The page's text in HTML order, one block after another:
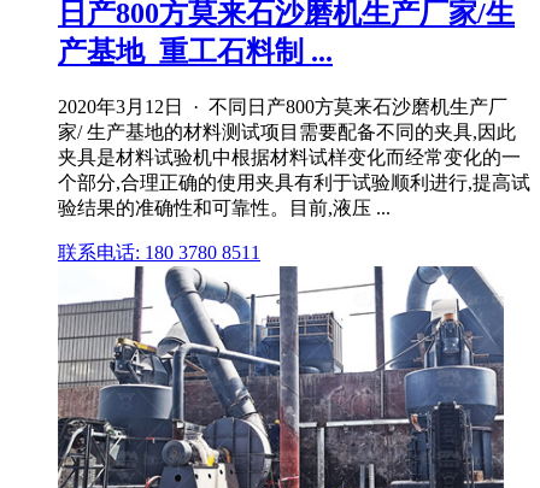
日产800方莫来石沙磨机生产厂家/生
产基地_重工石料制 ...
2020年3月12日 · 不同日产800方莫来石沙磨机生产厂
家/ 生产基地的材料测试项目需要配备不同的夹具,因此
夹具是材料试验机中根据材料试样变化而经常变化的一
个部分,合理正确的使用夹具有利于试验顺利进行,提高试
验结果的准确性和可靠性。目前,液压 ...
联系电话: 180 3780 8511